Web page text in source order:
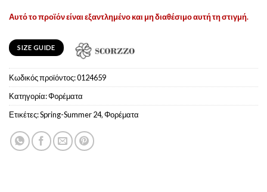
Αυτό το προϊόν είναι εξαντλημένο και μη διαθέσιμο αυτή τη στιγμή.
SIZE GUIDE
Κωδικός προϊόντος:0124659
Κατηγορία:Φoρέματα
Ετικέτες:Spring-Summer 24,Φορέματα